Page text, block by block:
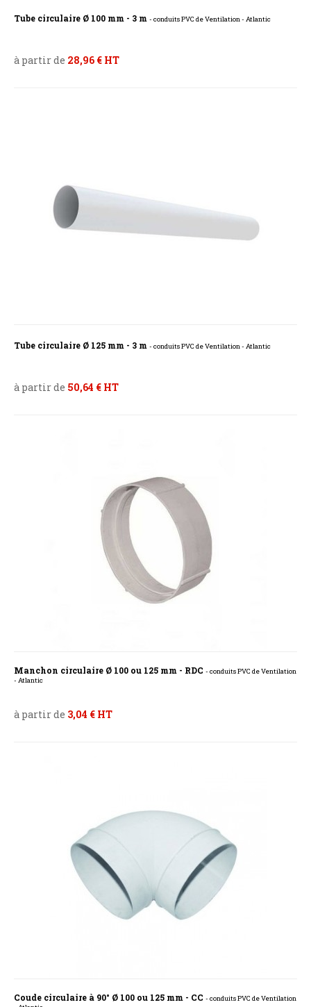
Tube circulaire Ø 100 mm - 3 m - conduits PVC de Ventilation - Atlantic
à partir de 28,96 € HT
Tube circulaire Ø 125 mm - 3 m - conduits PVC de Ventilation - Atlantic
à partir de 50,64 € HT
Manchon circulaire Ø 100 ou 125 mm - RDC - conduits PVC de Ventilation
- Atlantic
à partir de 3,04 € HT
Coude circulaire à 90° Ø 100 ou 125 mm - CC - conduits PVC de Ventilation